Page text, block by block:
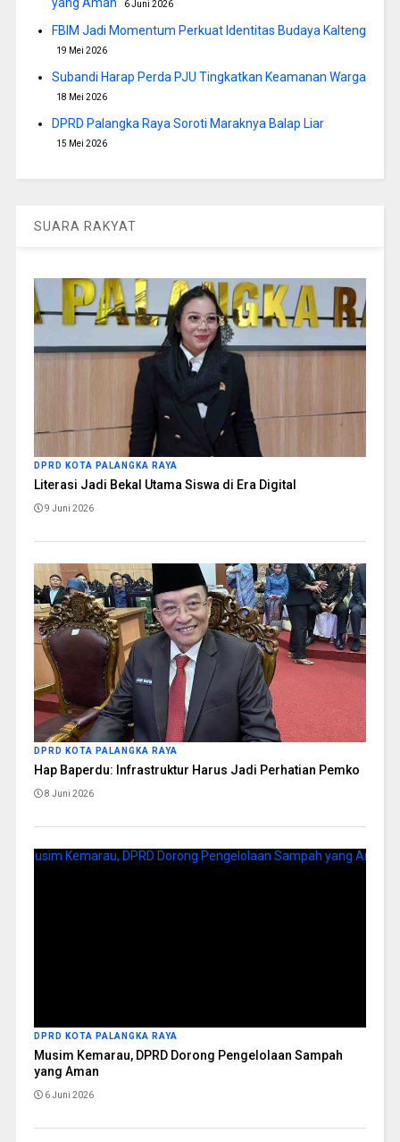
6 Juni 2026
FBIM Jadi Momentum Perkuat Identitas Budaya Kalteng
19 Mei 2026
Subandi Harap Perda PJU Tingkatkan Keamanan Warga
18 Mei 2026
DPRD Palangka Raya Soroti Maraknya Balap Liar
15 Mei 2026
SUARA RAKYAT
DPRD KOTA PALANGKA RAYA
Literasi Jadi Bekal Utama Siswa di Era Digital
9 Juni 2026
DPRD KOTA PALANGKA RAYA
Hap Baperdu: Infrastruktur Harus Jadi Perhatian Pemko
8 Juni 2026
DPRD KOTA PALANGKA RAYA
Musim Kemarau, DPRD Dorong Pengelolaan Sampah
yang Aman
6 Juni 2026